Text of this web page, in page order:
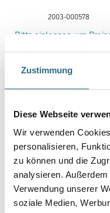
Zustimmung
Diese Webseite
Wir verwenden
personalisieren,
zu können und die
analysieren.
Verwendung unserer
soziale Medien,
2003-000578
Bitte einloggen, um
sehen
Produkteigenschaft
- CV geschäumter Vinyl
- Designbelag von der
- Stuhlrollen geeignet Typ
- Lichtechtheit: größer
-